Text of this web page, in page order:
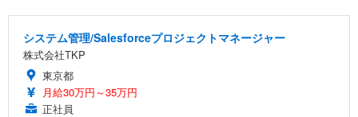
システム管理/Salesforceプロジェクトマネージャー
株式会社TKP
東京都
月給30万円～35万円
正社員